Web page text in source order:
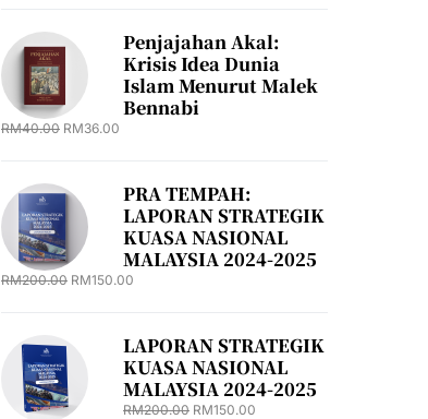
Penjajahan Akal:
Krisis Idea Dunia
Islam Menurut Malek
Bennabi
RM40.00 RM36.00
PRA TEMPAH:
LAPORAN STRATEGIK
KUASA NASIONAL
MALAYSIA 2024-2025
RM200.00 RM150.00
LAPORAN STRATEGIK
KUASA NASIONAL
MALAYSIA 2024-2025
RM200.00 RM150.00